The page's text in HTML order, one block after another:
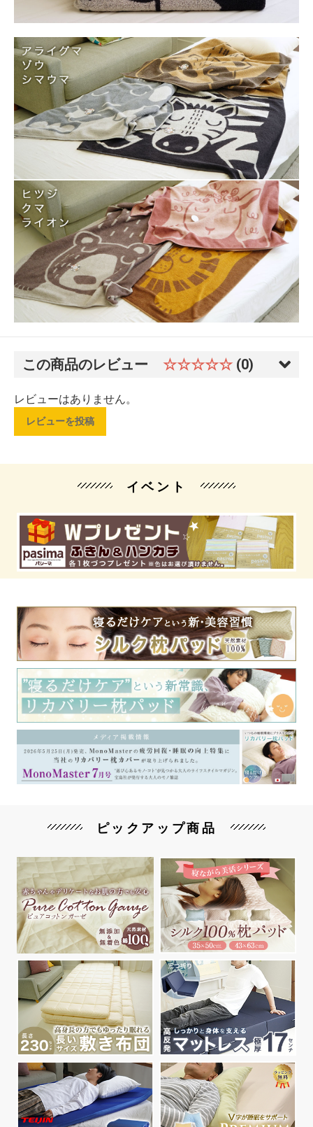
この商品のレビュー ☆☆☆☆☆ (0)
レビューはありません。
レビューを投稿
イベント
ピックアップ商品